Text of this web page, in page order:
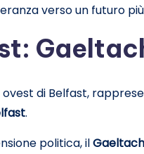
verso un futuro
ovest di Belfast,
.
politica, il